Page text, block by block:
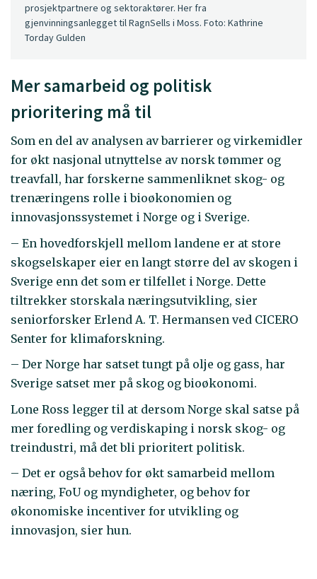
prosjektpartnere og sektoraktører. Her fra
gjenvinningsanlegget til RagnSells i Moss. Foto: Kathrine
Torday Gulden
Mer samarbeid og politisk
prioritering må til
Som en del av analysen av barrierer og virkemidler
for økt nasjonal utnyttelse av norsk tømmer og
treavfall, har forskerne sammenliknet skog- og
trenæringens rolle i bioøkonomien og
innovasjonssystemet i Norge og i Sverige.
– En hovedforskjell mellom landene er at store
skogselskaper eier en langt større del av skogen i
Sverige enn det som er tilfellet i Norge. Dette
tiltrekker storskala næringsutvikling, sier
seniorforsker Erlend A. T. Hermansen ved CICERO
Senter for klimaforskning.
– Der Norge har satset tungt på olje og gass, har
Sverige satset mer på skog og bioøkonomi.
Lone Ross legger til at dersom Norge skal satse på
mer foredling og verdiskaping i norsk skog- og
treindustri, må det bli prioritert politisk.
– Det er også behov for økt samarbeid mellom
næring, FoU og myndigheter, og behov for
økonomiske incentiver for utvikling og
innovasjon, sier hun.